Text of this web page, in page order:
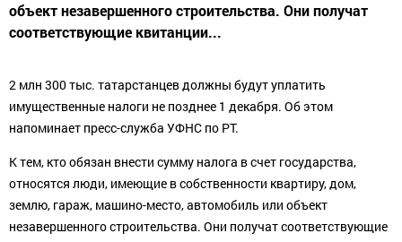
объект незавершенного строительства. Они получат
соответствующие квитанции...
2 млн 300 тыс. татарстанцев должны будут уплатить
имущественные налоги не позднее 1 декабря. Об этом
напоминает пресс-служба УФНС по РТ.
К тем, кто обязан внести сумму налога в счет государства,
относятся люди, имеющие в собственности квартиру, дом,
землю, гараж, машино-место, автомобиль или объект
незавершенного строительства. Они получат соответствующие